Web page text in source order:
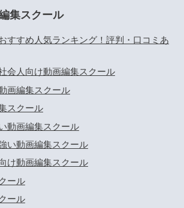
集スクール
すすめ人気ランキング！評判・口コミあ
会人向け動画編集スクール
画編集スクール
スクール
動画編集スクール
い動画編集スクール
け動画編集スクール
ール
ール